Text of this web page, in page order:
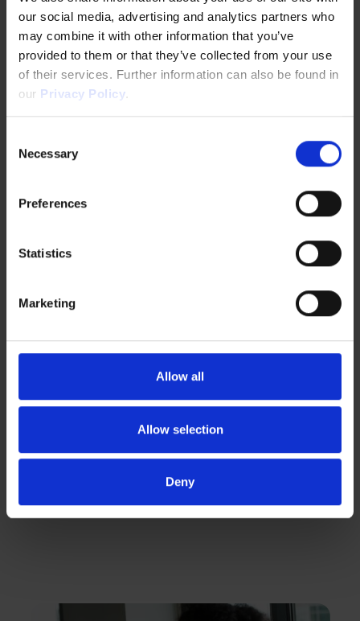
our social media, advertising and analytics partners who
may combine it with other information that you’ve
provided to them or that they’ve collected from your use
of their services. Further information can also be found in
our Privacy Policy.
Selection
Necessary
Preferences
Statistics
Marketing
Allow all
Allow selection
Deny
Preparação acelerada
para o mercado
com validação orientada e insights
Explore
outras
atividades
Descubra
estratégicos
startups a
parceiros e